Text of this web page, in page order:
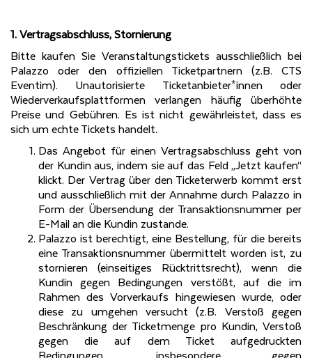
1. Vertragsabschluss,Stornierung
Bitte kaufen Sie Veranstaltungstickets ausschließlich bei
Palazzo oder den offiziellen Ticketpartnern (z.B. CTS
Eventim). Unautorisierte Ticketanbieter*innen oder
Wiederverkaufsplattformen verlangen häufig überhöhte
Preise und Gebühren. Es ist nicht gewährleistet, dass es
sich um echte Tickets handelt.
Das Angebot für einen Vertragsabschluss geht von
der Kundin aus, indem sie auf das Feld „Jetzt kaufen“
klickt. Der Vertrag über den Ticketerwerb kommt erst
und ausschließlich mit der Annahme durch Palazzo in
Form der Übersendung der Transaktionsnummer per
E-Mail an die Kundin zustande.
Palazzo ist berechtigt, eine Bestellung, für die bereits
eine Transaktionsnummer übermittelt worden ist, zu
stornieren (einseitiges Rücktrittsrecht), wenn die
Kundin gegen Bedingungen verstößt, auf die im
Rahmen des Vorverkaufs hingewiesen wurde, oder
diese zu umgehen versucht (z.B. Verstoß gegen
Beschränkung der Ticketmenge pro Kundin, Verstoß
gegen die auf dem Ticket aufgedruckten